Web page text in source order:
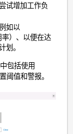
试增加工作负
如以
率）、以便在达
划。
包括使用
阈值和警报。